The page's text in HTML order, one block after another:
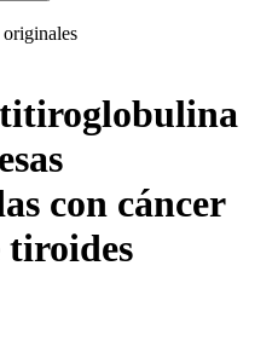
con cáncer
tiroides